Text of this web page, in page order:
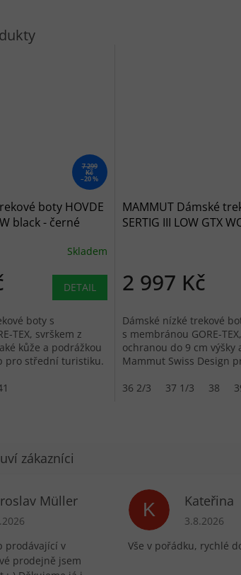
7 299
Kč
–20 %
boty HOVDE
black - černé
Skladem
DETAIL
boty s
TEX, svrškem z
kůže a podrážkou
pro střední turistiku.
MAMMUT Dámské
SERTIG III LOW GTX
2 997 Kč
Dámské nízké trekové
s membránou GORE-
ochranou do 9 cm výšky
Mammut Swiss Design
36 2/3
37 1/3 38
Müller
obchodu je 5 z 5 hvězdiček.
prodávající v
prodejně jsem
K Kateřina
Hodnocení
3.8.2026
Vše v pořádku, rychlé